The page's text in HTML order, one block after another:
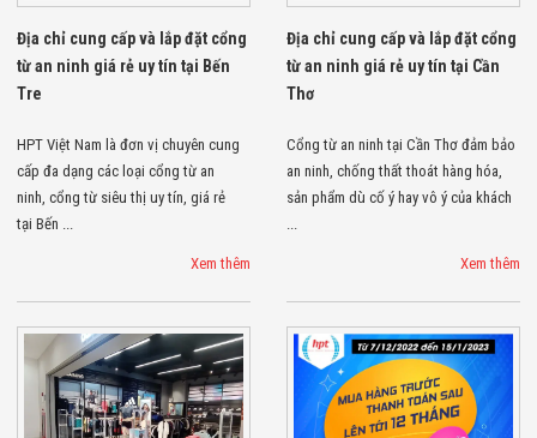
Địa chỉ cung cấp và lắp đặt cổng
từ an ninh giá rẻ uy tín tại Bến
Tre
HPT Việt Nam là đơn vị chuyên cung
cấp đa dạng các loại cổng từ an
ninh, cổng từ siêu thị uy tín, giá rẻ
tại Bến ...
Xem thêm
Địa chỉ cung cấp và lắp đặt cổng
từ an ninh giá rẻ uy tín tại Cần
Thơ
Cổng từ an ninh tại Cần Thơ đảm bảo
an ninh, chống thất thoát hàng hóa,
sản phẩm dù cố ý hay vô ý của khách
...
Xem thêm